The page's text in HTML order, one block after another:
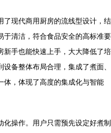
了现代商用厨房的流线型设计，结
于清洁，符合食品安全的高标准要
新手也能快速上手，大大降低了培
备整体布局合理，集成了煮面、
体，体现了高度的集成化与智能
操作。用户只需预先设定好煮制